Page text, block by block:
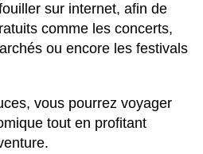
sur internet, afin de
comme les concerts,
ou encore les festivals
vous pourrez voyager
tout en profitant